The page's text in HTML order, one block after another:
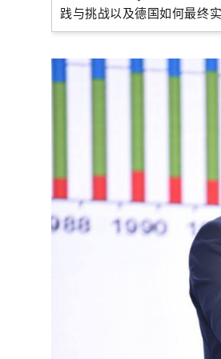
践与挑战以及德国如何最终